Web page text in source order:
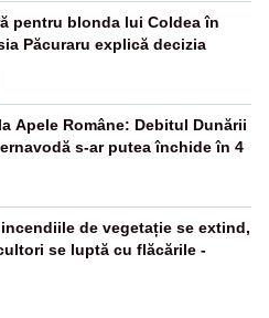
pentru blonda lui Coldea în
Păcuraru explică decizia
Apele Române: Debitul Dunării
s-ar putea închide în 4
de vegetație se extind,
se luptă cu flăcările -